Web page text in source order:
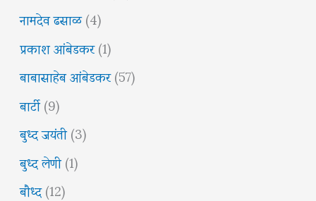
नामदेव ढसाळ(4)
प्रकाश आंबेडकर(1)
बाबासाहेब आंबेडकर(57)
बार्टी(9)
बुध्द जयंती(3)
बुध्द लेणी(1)
बौध्द(12)